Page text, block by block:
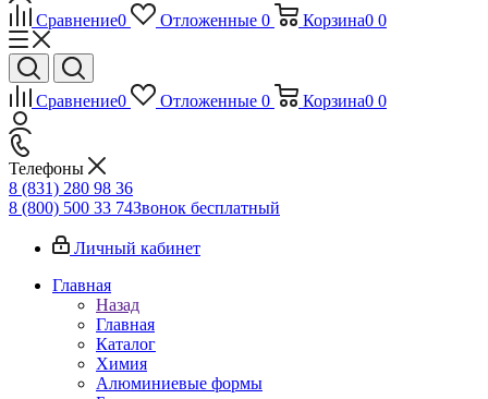
Сравнение0 Отложенные 0 Корзина0 0
Сравнение0 Отложенные 0 Корзина0 0
Телефоны
8 (831) 280 98 36
8 (800) 500 33 74Звонок бесплатный
Личный кабинет
Главная
Назад
Главная
Каталог
Химия
Алюминиевые формы